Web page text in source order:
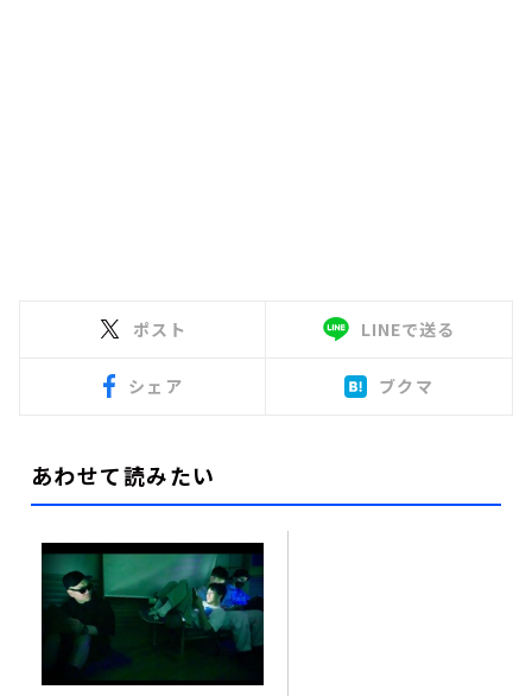
ポスト LINEで送る
シェア ブクマ
あわせて読みたい